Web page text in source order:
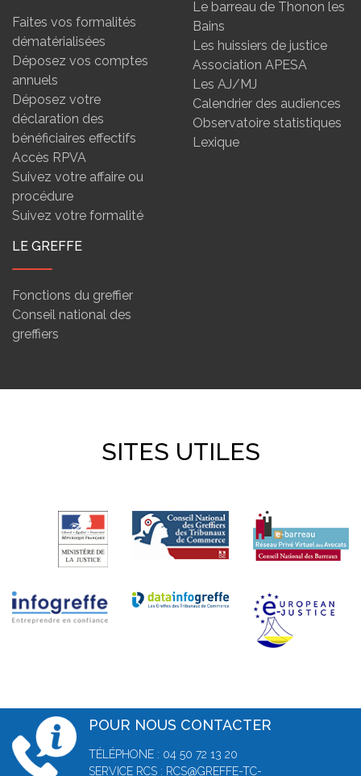
Faites vos formalités
dématérialisées
Déposez vos comptes
annuels
Déposez votre
déclaration des
bénéficiaires effectifs
Accès RPVA
Suivez votre affaire ou
procédure
Suivez votre formalité
Le barreau de Thonon les
Bains
Les huissiers de justice
Association APESA
Les AJ/MJ
Calendrier des audiences
Observatoire statistiques
Lexique
LE GREFFE
Fonctions du greffier
Conseil national des
greffiers
SITES UTILES
POUR NOUS CONTACTER
TÉLÉPHONE : 04 50 72 13 20
SERVICE RCS : RCS@GREFFE-TC-